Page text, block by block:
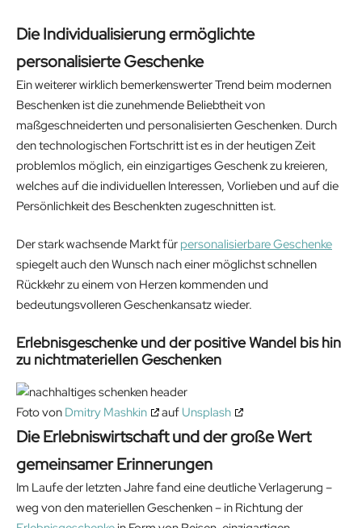
Die Individualisierung ermöglichte
personalisierte Geschenke
Ein weiterer wirklich bemerkenswerter Trend beim modernen
Beschenken ist die zunehmende Beliebtheit von
maßgeschneiderten und personalisierten Geschenken. Durch
den technologischen Fortschritt ist es in der heutigen Zeit
problemlos möglich, ein einzigartiges Geschenk zu kreieren,
welches auf die individuellen Interessen, Vorlieben und auf die
Persönlichkeit des Beschenkten zugeschnitten ist.
Der stark wachsende Markt für personalisierbare Geschenke
spiegelt auch den Wunsch nach einer möglichst schnellen
Rückkehr zu einem von Herzen kommenden und
bedeutungsvolleren Geschenkansatz wieder.
Erlebnisgeschenke und der positive Wandel bis hin
zu nichtmateriellen Geschenken
Foto von Dmitry Mashkin auf Unsplash
Die Erlebniswirtschaft und der große Wert
gemeinsamer Erinnerungen
Im Laufe der letzten Jahre fand eine deutliche Verlagerung –
weg von den materiellen Geschenken – in Richtung der